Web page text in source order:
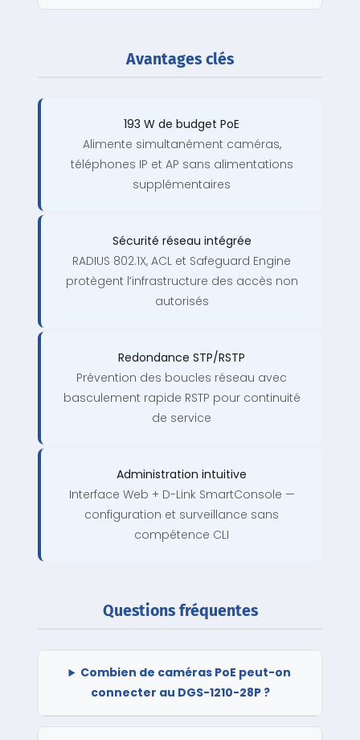
Avantages clés
193 W de budget PoE
Alimente simultanément caméras,
téléphones IP et AP sans alimentations
supplémentaires
Sécurité réseau intégrée
RADIUS 802.1X, ACL et Safeguard Engine
protègent l’infrastructure des accès non
autorisés
Redondance STP/RSTP
Prévention des boucles réseau avec
basculement rapide RSTP pour continuité
de service
Administration intuitive
Interface Web + D-Link SmartConsole —
configuration et surveillance sans
compétence CLI
Questions fréquentes
Combien de caméras PoE peut-on
connecter au DGS-1210-28P ?